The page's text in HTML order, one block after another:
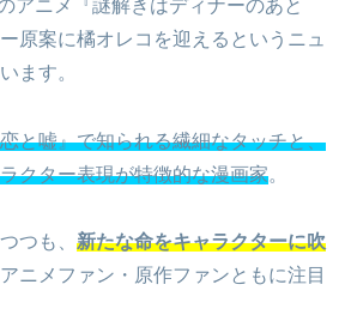
アニメ『謎解きはディナーのあと
原案に橘オレコを迎えるというニュ
ます。
と嘘』で知られる繊細なタッチと、
クター表現が特徴的な漫画家。
つも、 新たな命をキャラクターに吹
ニメファン・原作ファンともに注目